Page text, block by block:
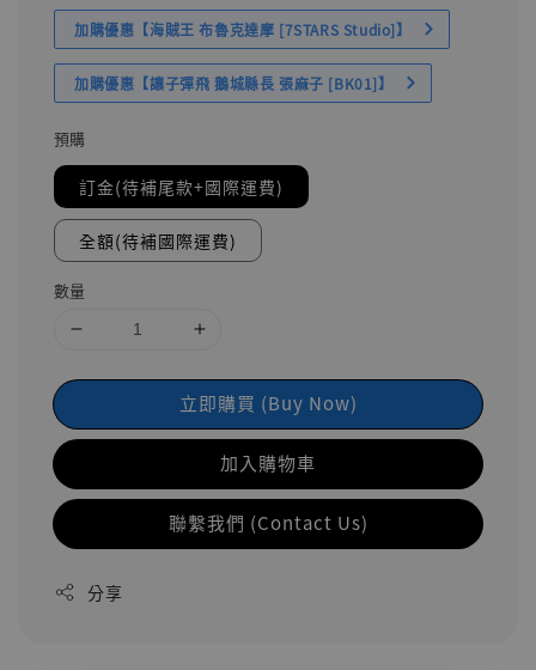
加購優惠【海賊王 布魯克達摩 [7STARS Studio]】
加購優惠【讓子彈飛 鵝城縣長 張麻子 [BK01]】
預購
訂金(待補尾款+國際運費)
全額(待補國際運費)
數量
立即購買 (Buy Now)
加入購物車
聯繫我們 (Contact Us)
分享